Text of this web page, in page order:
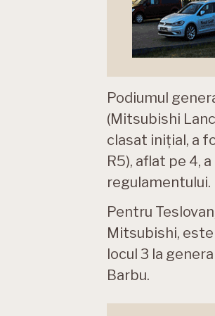
Podiumul
(Mitsubishi
clasat inițial, a
R5), aflat pe 4,
regulamentului.
Pentru
Mitsubishi,
locul 3 la
Barbu.